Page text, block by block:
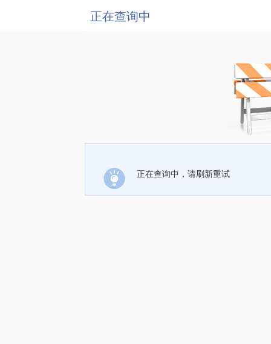
正在查询中
正在查询中，请刷新重试